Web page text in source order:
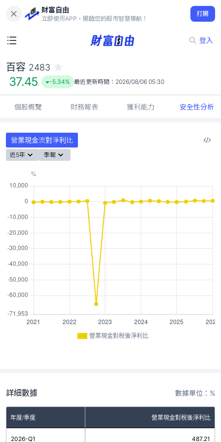
財富自由
立即使用APP，開啟您的股市智慧導航！
打開
登入
37.45
-5.34%
百容 2483
37.45 -5.34% 最近更新時間： 2026/08/06 05:30
個股概覽 財務報表 獲利能力 安全性分析
營業現金流對淨利比
近5年 季報
營業現金對稅後淨利比
詳細數據 數據單位：%
年度/季度 營業現金對稅後淨利比
2026-Q1 487.21